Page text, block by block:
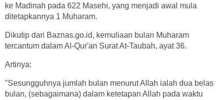
ke Madinah pada 622 Masehi, yang menjadi awal mula
ditetapkannya 1 Muharam.
Dikutip dari Baznas.go.id, kemuliaan bulan Muharam
tercantum dalam Al-Qur'an Surat At-Taubah, ayat 36.
Artinya:
"Sesungguhnya jumlah bulan menurut Allah ialah dua belas
bulan, (sebagaimana) dalam ketetapan Allah pada waktu